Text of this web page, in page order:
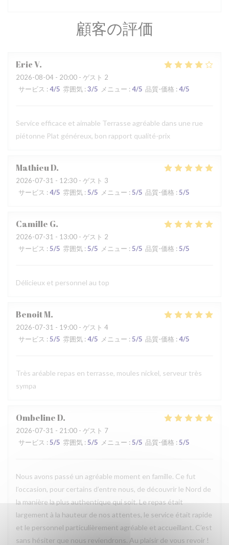
顧客の評価
EricV
2026-08-04 - 20:00 - ゲスト 2
サービス : 4/5 雰囲気 : 3/5 メニュー : 4/5 品質-価格 : 4/5
Service efficace et aimable Terrasse agréable dans une rue
piétonne Plat généreux, bon rapport qualité-prix
MathieuD
2026-07-31 - 12:30 - ゲスト 3
サービス : 4/5 雰囲気 : 5/5 メニュー : 5/5 品質-価格 : 5/5
Camille G
2026-07-31 - 13:00 - ゲスト 2
サービス : 5/5 雰囲気 : 5/5 メニュー : 5/5 品質-価格 : 5/5
Délicieux et personnel au top
BenoitM
2026-07-31 - 19:00 - ゲスト 4
サービス : 5/5 雰囲気 : 4/5 メニュー : 5/5 品質-価格 : 4/5
Très aréable repas en terrasse, moules nickel, serveur très
sympa
OmbelineD
2026-07-31 - 21:00 - ゲスト 7
サービス :5/5 雰囲気 : 5/5 メニュー : 5/5 品質-価格 :5/5
Nous avons passé un agréable moment en famille. Ce fut
l’occasion, pour certains d’entre nous, de découvrir le Nord de
la manière la plus authentique qui soit. Le repas était
largement à la hauteur de nos attentes, le service était rapide
et le personnel particulièrement agréable et accueillant. C’est
sans hésiter que nous reviendrons. Au plaisir de vous revoir !